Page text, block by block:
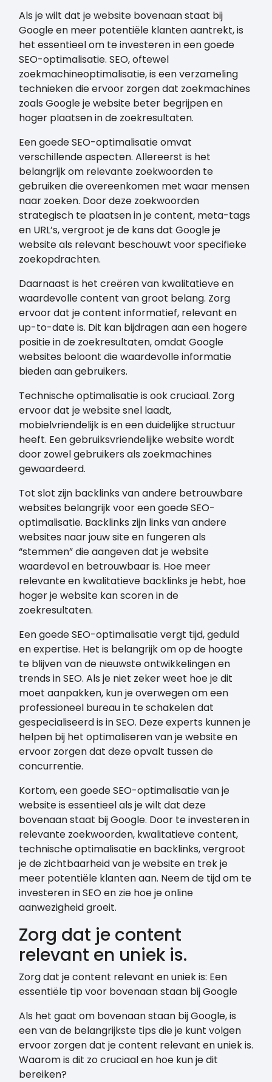
Als je wilt dat je website bovenaan staat bij
Google en meer potentiële klanten aantrekt, is
het essentieel om te investeren in een goede
SEO-optimalisatie. SEO, oftewel
zoekmachineoptimalisatie, is een verzameling
technieken die ervoor zorgen dat zoekmachines
zoals Google je website beter begrijpen en
hoger plaatsen in de zoekresultaten.
Een goede SEO-optimalisatie omvat
verschillende aspecten. Allereerst is het
belangrijk om relevante zoekwoorden te
gebruiken die overeenkomen met waar mensen
naar zoeken. Door deze zoekwoorden
strategisch te plaatsen in je content, meta-tags
en URL’s, vergroot je de kans dat Google je
website als relevant beschouwt voor specifieke
zoekopdrachten.
Daarnaast is het creëren van kwalitatieve en
waardevolle content van groot belang. Zorg
ervoor dat je content informatief, relevant en
up-to-date is. Dit kan bijdragen aan een hogere
positie in de zoekresultaten, omdat Google
websites beloont die waardevolle informatie
bieden aan gebruikers.
Technische optimalisatie is ook cruciaal. Zorg
ervoor dat je website snel laadt,
mobielvriendelijk is en een duidelijke structuur
heeft. Een gebruiksvriendelijke website wordt
door zowel gebruikers als zoekmachines
gewaardeerd.
Tot slot zijn backlinks van andere betrouwbare
websites belangrijk voor een goede SEO-
optimalisatie. Backlinks zijn links van andere
websites naar jouw site en fungeren als
“stemmen” die aangeven dat je website
waardevol en betrouwbaar is. Hoe meer
relevante en kwalitatieve backlinks je hebt, hoe
hoger je website kan scoren in de
zoekresultaten.
Een goede SEO-optimalisatie vergt tijd, geduld
en expertise. Het is belangrijk om op de hoogte
te blijven van de nieuwste ontwikkelingen en
trends in SEO. Als je niet zeker weet hoe je dit
moet aanpakken, kun je overwegen om een
professioneel bureau in te schakelen dat
gespecialiseerd is in SEO. Deze experts kunnen je
helpen bij het optimaliseren van je website en
ervoor zorgen dat deze opvalt tussen de
concurrentie.
Kortom, een goede SEO-optimalisatie van je
website is essentieel als je wilt dat deze
bovenaan staat bij Google. Door te investeren in
relevante zoekwoorden, kwalitatieve content,
technische optimalisatie en backlinks, vergroot
je de zichtbaarheid van je website en trek je
meer potentiële klanten aan. Neem de tijd om te
investeren in SEO en zie hoe je online
aanwezigheid groeit.
Zorg dat je content
relevant en uniek is.
Zorg dat je content relevant en uniek is: Een
essentiële tip voor bovenaan staan bij Google
Als het gaat om bovenaan staan bij Google, is
een van de belangrijkste tips die je kunt volgen
ervoor zorgen dat je content relevant en uniek is.
Waarom is dit zo cruciaal en hoe kun je dit
bereiken?